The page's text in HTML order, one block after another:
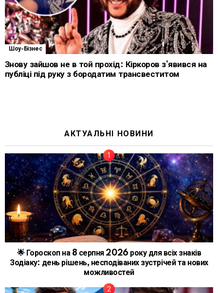
Шоу-Бізнес
Знову зайшов не в той прохід: Кіркоров з’явився на
публіці під руку з бородатим трансвеститом
АКТУАЛЬНІ НОВИНИ
🌟 Гороскоп на 8 серпня 2026 року для всіх знаків
Зодіаку: день рішень, несподіваних зустрічей та нових
можливостей